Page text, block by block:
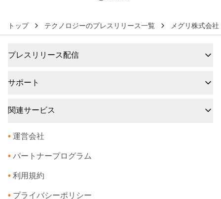
トップ テクノロジーのプレスリリース一覧 メグリ株式会社
プレスリリース配信
サポート
関連サービス
• 運営会社
• パートナープログラム
• 利用規約
• プライバシーポリシー